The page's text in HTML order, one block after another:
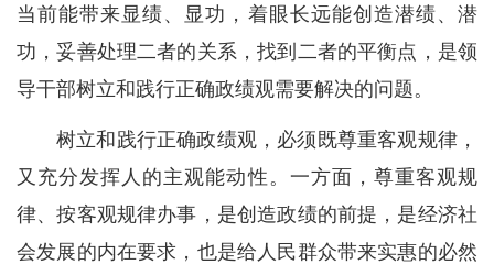
当前能带来显绩、显功，着眼长远能创造潜绩、潜
功，妥善处理二者的关系，找到二者的平衡点，是领
导干部树立和践行正确政绩观需要解决的问题。
树立和践行正确政绩观，必须既尊重客观规律，
又充分发挥人的主观能动性。一方面，尊重客观规
律、按客观规律办事，是创造政绩的前提，是经济社
会发展的内在要求，也是给人民群众带来实惠的必然